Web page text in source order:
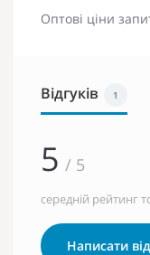
Оптові ціни
Відгуків 1
5 / 5
середній рейтинг
Написати